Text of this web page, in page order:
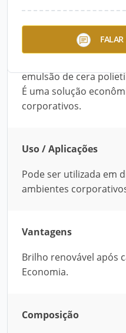
Descrição do Produto
A Cera Alto Brilho C-
após simples
emulsão de cera
É uma solução
corporativos.
Uso / Aplicações
Pode ser utilizada em
ambientes
Vantagens
Brilho renovável após
Economia.
Composição